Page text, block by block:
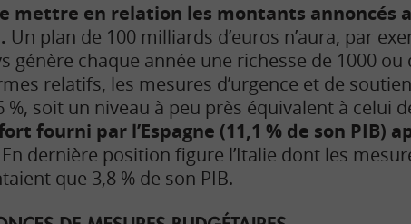
mettre en relation les montants annoncés
Un plan de 100 milliards d’euros n’aura, par
génère chaque année une richesse de 1000 ou
relatifs, les mesures d’urgence et de
soit un niveau à peu près équivalent à celui
fourni par l’Espagne (11,1 % de son PIB)
dernière position figure l’Italie dont les
que 3,8 % de son PIB.